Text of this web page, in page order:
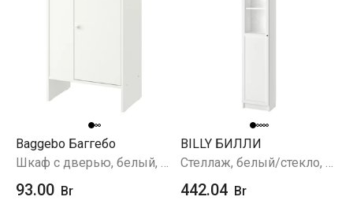
Baggebo Баггебо
Шкаф с дверью, белый, 50x30x80 см
93.00 Br
BILLY БИЛЛИ
Стеллаж, белый/стекло, 40x30x202 см (ст/пн)
442.04 Br